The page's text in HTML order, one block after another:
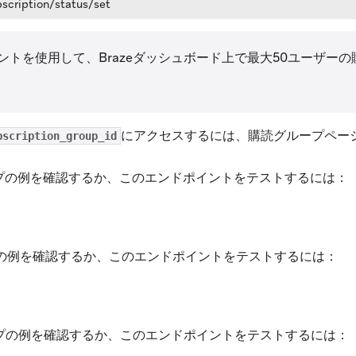
status/set
トを使用して、Brazeダッシュボード上で最大50ユーザー
にアクセスするには、 購読グループペー
の例を確認するか、このエンドポイントをテストするには：
例を確認するか、このエンドポイントをテストするには：
の例を確認するか、このエンドポイントをテストするには：